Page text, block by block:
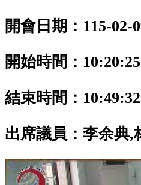
開會日期：115-02-
開始時間：10:20:25
結束時間：10:49:32
出席議員： 李余典,